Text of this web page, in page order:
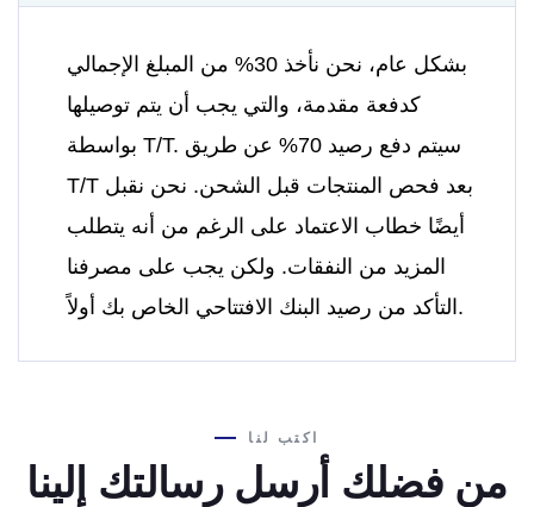
بشكل عام، نحن نأخذ 30% من المبلغ الإجمالي
كدفعة مقدمة، والتي يجب أن يتم توصيلها
بواسطة T/T. سيتم دفع رصيد 70% عن طريق
T/T بعد فحص المنتجات قبل الشحن. نحن نقبل
أيضًا خطاب الاعتماد على الرغم من أنه يتطلب
المزيد من النفقات. ولكن يجب على مصرفنا
التأكد من رصيد البنك الافتتاحي الخاص بك أولاً.
اكتب لنا
من فضلك أرسل رسالتك إلينا